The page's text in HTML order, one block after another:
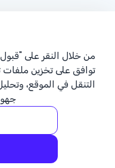
من خلال النقر على
توافق على تخزين ملفات
التنقل في الموقع،